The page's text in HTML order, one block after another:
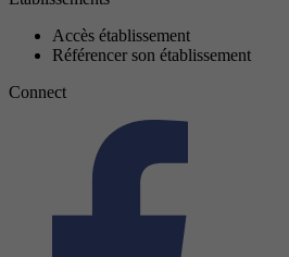
Accès établissement
Référencer son établissement
Connect